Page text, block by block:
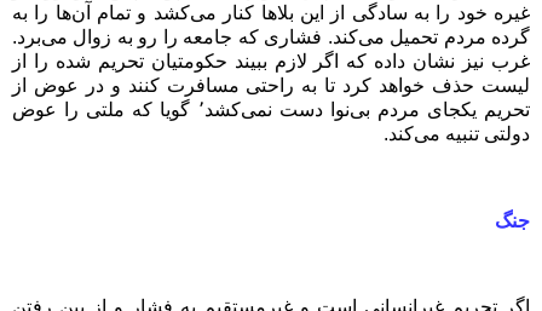
غیره خود را به سادگی از این بلاها کنار می‌کشد و تمام آن‌ها را به
گرده مردم تحمیل می‌کند. فشاری که جامعه را رو به زوال می‌برد.
غرب نیز نشان داده که اگر لازم ببیند حکومتیان تحریم شده را از
لیست حذف خواهد کرد تا به راحتی مسافرت کنند و در عوض از
تحریم یکجای مردم بی‌نوا دست نمی‌کشد٬ گویا که ملتی را عوض
دولتی تنبیه می‌کند.
جنگ